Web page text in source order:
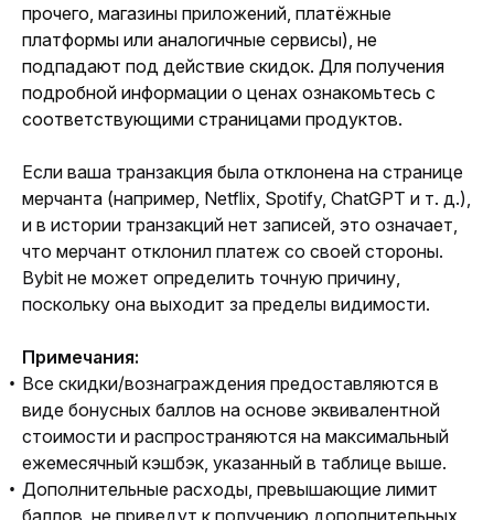
прочего, магазины приложений, платёжные
платформы или аналогичные сервисы), не
подпадают под действие скидок. Для получения
подробной информации о ценах ознакомьтесь с
соответствующими страницами продуктов.
Если ваша транзакция была отклонена на странице
мерчанта (например, Netflix, Spotify, ChatGPT и т. д.),
и в истории транзакций нет записей, это означает,
что мерчант отклонил платеж со своей стороны.
Bybit не может определить точную причину,
поскольку она выходит за пределы видимости.
Примечания:
Все скидки/вознаграждения предоставляются в
виде бонусных баллов на основе эквивалентной
стоимости и распространяются на максимальный
ежемесячный кэшбэк, указанный в таблице выше.
Дополнительные расходы, превышающие лимит
баллов, не приведут к получению дополнительных